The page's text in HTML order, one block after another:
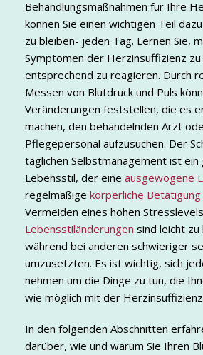
Behandlungsmaßnahmen für Ihre
können Sie einen wichtigen Teil
zu bleiben- jeden Tag. Lernen Sie,
Symptomen der Herzinsuffizienz zu
entsprechend zu reagieren. Durch
Messen von Blutdruck und Puls
Veränderungen feststellen, die es
machen, den behandelnden Arzt
Pflegepersonal aufzusuchen. Der
täglichen Selbstmanagement ist ein
Lebensstil, der eine ausgewogene
regelmäßige körperliche Betätigung
Vermeiden eines hohen
Lebensstiländerungen sind leicht
während bei anderen schwieriger
umzusetzten. Es ist wichtig, sich
nehmen um die Dinge zu tun, die
wie möglich mit der
In den folgenden Abschnitten
darüber, wie und warum Sie Ihren